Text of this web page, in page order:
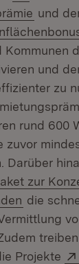
(Öffnet
und
und
zu
rund 600
zuvor
Darüber
zur
(Öffnet in
die
Projekte